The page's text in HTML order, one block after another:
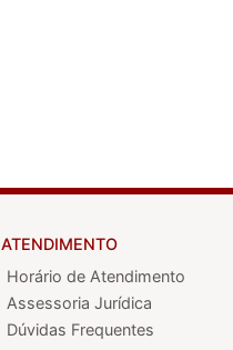
ATENDIMENTO
Horário de Atendimento
Assessoria Jurídica
Dúvidas Frequentes